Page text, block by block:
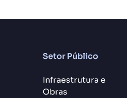
Setor Público
Infraestrutura e
Obras